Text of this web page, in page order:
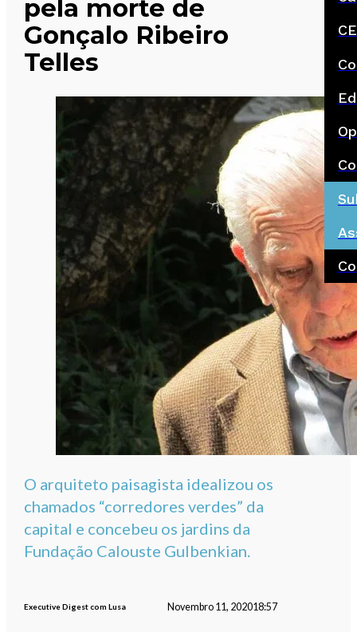
pela morte de
Gonçalo Ribeiro
Telles
O arquiteto paisagista idealizou os
chamados “corredores verdes” da
capital e concebeu os jardins da
Fundação Calouste Gulbenkian.
Executive Digest com Lusa Novembro 11, 202018:57